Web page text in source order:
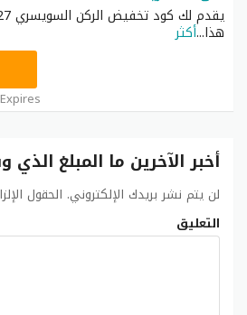
هذا...أكثر
أخبر الآخرين ما المبلغ الذي
لن يتم نشر بريدك الإلكتروني. الحقول
التعليق